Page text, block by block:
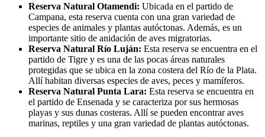
Reserva Natural Otamendi: Ubicada en el partido de
Campana, esta reserva cuenta con una gran variedad de
especies de animales y plantas autóctonas. Además, es un
importante sitio de anidación de aves migratorias.
Reserva Natural Río Luján: Esta reserva se encuentra en el
partido de Tigre y es una de las pocas áreas naturales
protegidas que se ubica en la zona costera del Río de la Plata.
Allí habitan diversas especies de aves, peces y mamíferos.
Reserva Natural Punta Lara: Esta reserva se encuentra en
el partido de Ensenada y se caracteriza por sus hermosas
playas y sus dunas costeras. Allí se pueden encontrar aves
marinas, reptiles y una gran variedad de plantas autóctonas.